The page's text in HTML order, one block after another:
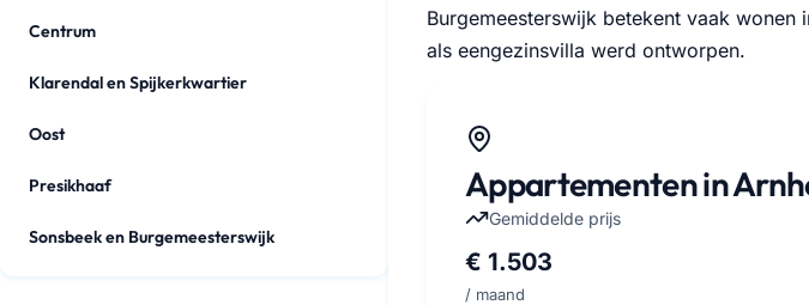
Centrum
Klarendal en Spijkerkwartier
Oost
Presikhaaf
Sonsbeek en Burgemeesterswijk
Burgemeesterswijk betekent vaak
als eengezinsvilla werd ontworpen.
Appartementen in
Gemiddelde prijs
€ 1.503
/ maand